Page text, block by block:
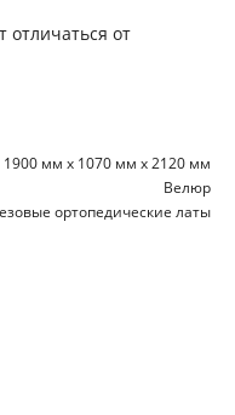
отличаться от
1900 мм х 1070 мм х 2120 мм
Велюр
ортопедические латы